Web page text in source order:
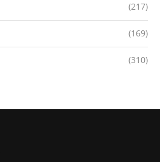
(217)
(169)
(310)